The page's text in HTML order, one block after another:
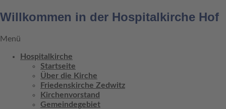
Willkommen in der Hospitalkirche Hof
Menü
Hospitalkirche
Startseite
Über die Kirche
Friedenskirche Zedwitz
Kirchenvorstand
Gemeindegebiet